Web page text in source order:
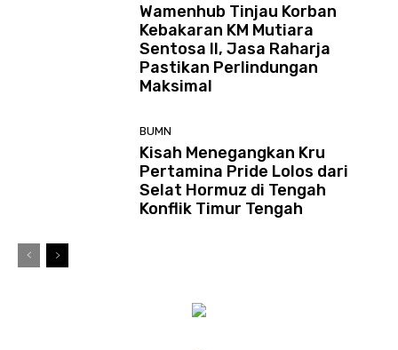
Wamenhub Tinjau Korban
Kebakaran KM Mutiara
Sentosa II, Jasa Raharja
Pastikan Perlindungan
Maksimal
BUMN
Kisah Menegangkan Kru
Pertamina Pride Lolos dari
Selat Hormuz di Tengah
Konflik Timur Tengah